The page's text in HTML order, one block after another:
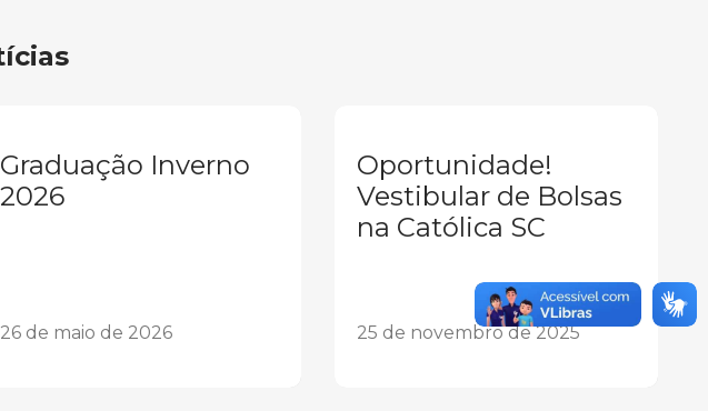
Graduação Inverno
2026
26 de maio de 2026
Oportunidade!
Vestibular de Bolsas
na Católica SC
25 de novembro de 2025